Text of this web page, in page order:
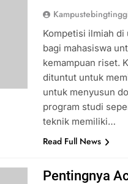
Kompetisi ilmiah
bagi mahasiswa
kemampuan riset.
dituntut untuk
untuk menyusun
program studi
teknik memiliki…
Read Full News
Pentingnya